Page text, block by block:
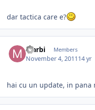
dar tactica care e?
Marbi Members
November 4, 201114 yr
hai cu un update, in pana